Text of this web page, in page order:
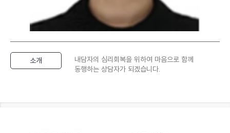
소개
내담자의 심리회복을 위하여 마음으로 함께
동행하는 상담자가 되겠습니다.